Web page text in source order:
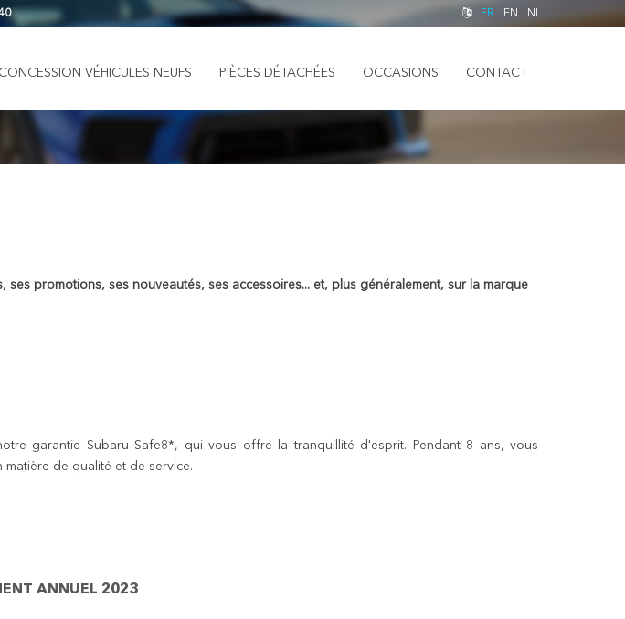
FR EN NL
CONCESSION VÉHICULES NEUFS PIÈCES DÉTACHÉES OCCASIONS CONTACT
promotions, ses nouveautés, ses accessoires... et, plus généralement, sur la marque
garantie Subaru Safe8*, qui vous offre la tranquillité d'esprit. Pendant 8 ans, vous
de qualité et de service.
ANNUEL 2023